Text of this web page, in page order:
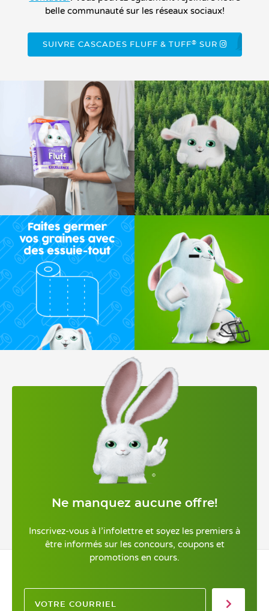
belle communauté sur les réseaux sociaux!
SUIVRE CASCADES FLUFF & TUFF® SUR
Ne manquez aucune offre!
Inscrivez-vous à l’infolettre et soyez les premiers à
être informés sur les concours, coupons et
promotions en cours.